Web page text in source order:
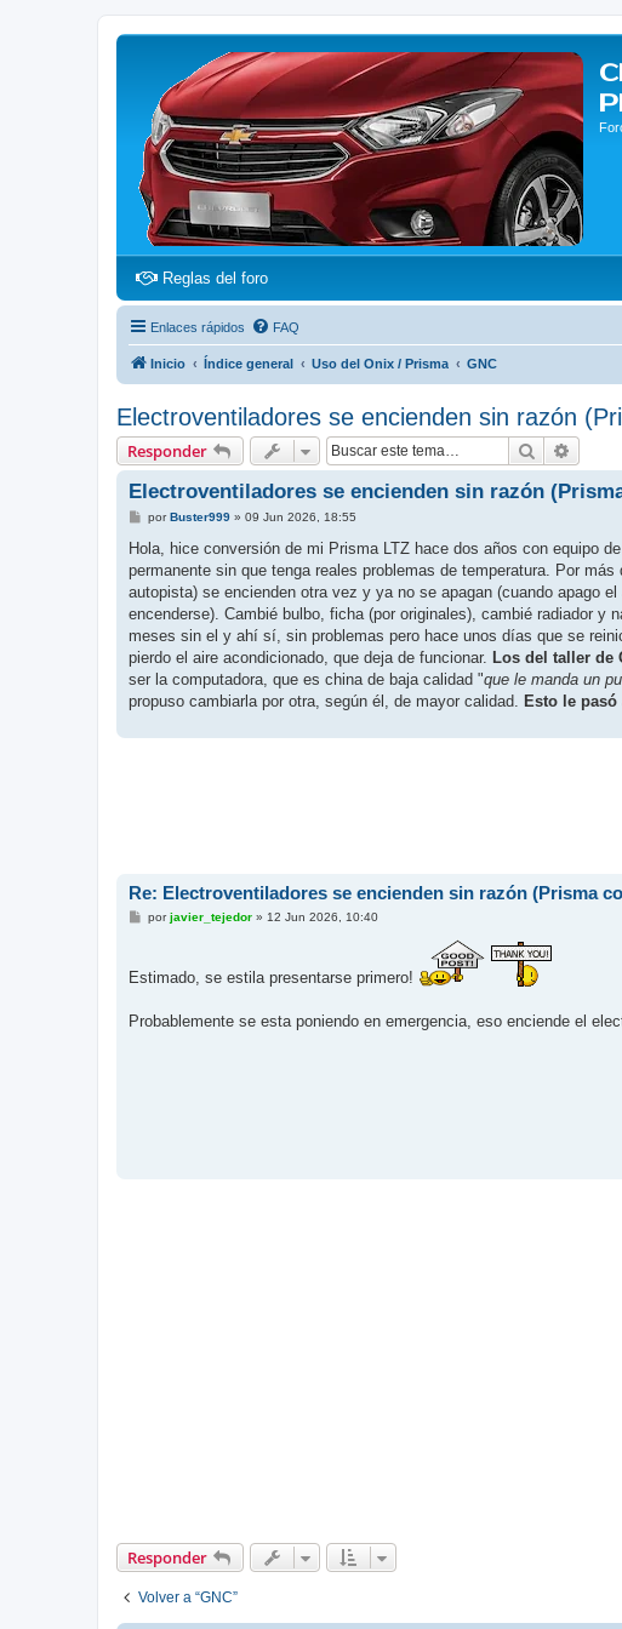
Reglas del foro(Opens a new tab)
Enlaces rápidos FAQ
Inicio Índice general Uso del Onix / Prisma GNC
Electroventiladores se encienden sin razón
Responder Buscar
Electroventiladores se encienden sin razón
M
n
a
j
porBuster999» 09 Jun 2026, 18:55
Hola, hice conversión de mi Prisma LTZ hace dos años con equipo
permanente sin que tenga reales problemas de temperatura. Por
autopista) se encienden otra vez y ya no se apagan (cuando apago
encenderse). Cambié bulbo, ficha (por originales), cambié radiador y
meses sin el y ahí sí, sin problemas pero hace unos días que se
pierdo el aire acondicionado, que deja de funcionar. Los del taller de
ser la computadora, que es china de baja calidad "que le manda un
propuso cambiarla por otra, según él, de mayor calidad. Esto le
Re: Electroventiladores se encienden sin razón (Prisma
M
a
porjavier_tejedor» 12 Jun 2026, 10:40
Estimado, se estila presentarse primero!
Probablemente se esta poniendo en emergencia, eso enciende el
Responder
Volver a “GNC”